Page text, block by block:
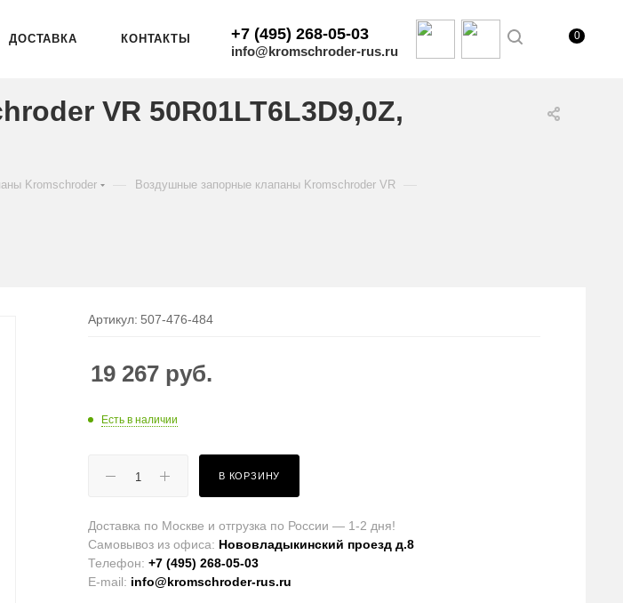
ДОСТАВКА КОНТАКТЫ +7 (495) 268-05-03
info@kromschroder-rus.ru
0
VR 50R01LT6L3D9,0Z,
Kromschroder Воздушные запорные клапаны Kromschroder VR
Артикул: 507-476-484
19 267 руб.
Есть в наличии
В КОРЗИНУ
Доставка по Москве и отгрузка по России — 1-2 дня!
Самовывоз из офиса: Нововладыкинский проезд д.8
Телефон:+7 (495) 268-05-03
E-mail: info@kromschroder-rus.ru